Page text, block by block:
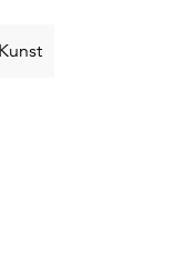
Schlüsselwort